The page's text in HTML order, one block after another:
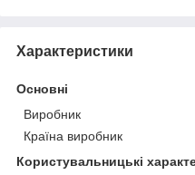
Характеристики
Основні
Виробник
Країна виробник
Користувальницькі